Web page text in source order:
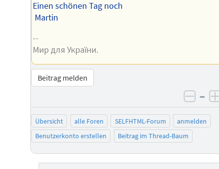
Einen schönen Tag noch
Martin
--
Мир для України.
Beitrag melden
–
Übersicht alle Foren SELFHTML-Forum
anmelden
Benutzerkonto erstellen
Beitrag im Thread-Baum